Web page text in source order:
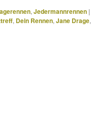
, Jedermannrennen |
, Dein Rennen, Jane Drage,